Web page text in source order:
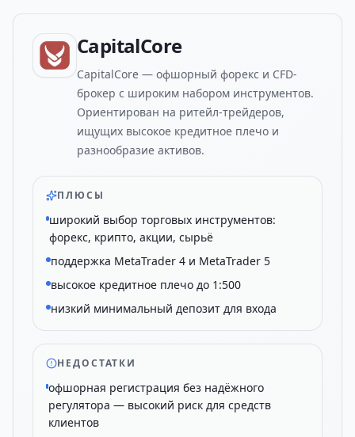
CapitalCore
CapitalCore — офшорный форекс и CFD-
брокер с широким набором инструментов.
Ориентирован на ритейл-трейдеров,
ищущих высокое кредитное плечо и
разнообразие активов.
ПЛЮСЫ
широкий выбор торговых инструментов:
форекс, крипто, акции, сырьё
поддержка MetaTrader 4 и MetaTrader 5
высокое кредитное плечо до 1:500
низкий минимальный депозит для входа
НЕДОСТАТКИ
офшорная регистрация без надёжного
регулятора — высокий риск для средств
клиентов